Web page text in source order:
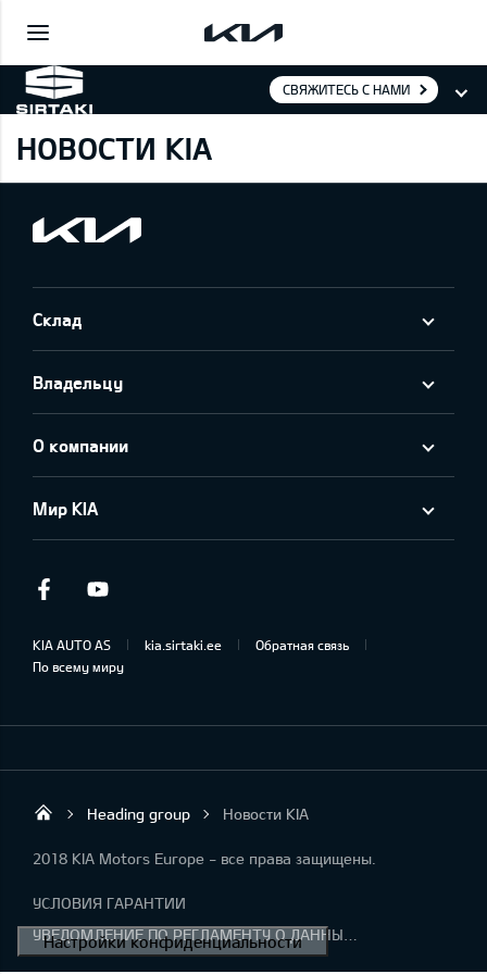
СВЯЖИТЕСЬ С НАМИ
НОВОСТИ KIA
Склад
Владельцу
О компании
Мир KIA
Facebook
KIA AUTO AS kia.sirtaki.ee
Обратная связь
По всему миру
Sirtaki OÜ
Heading group Новости KIA
2018 KIA Motors Europe - все права защищены.
УСЛОВИЯ ГАРАНТИИ